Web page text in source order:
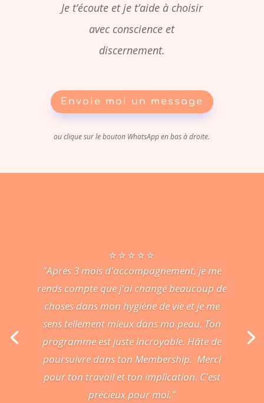
Je t’écoute et je t’aide à choisir
avec conscience et
discernement.
Envoie moi un message
ou clique sur le bouton WhatsApp en bas à droite.
⭐️⭐️⭐️⭐️⭐️
"Après 3 mois d'accompagnement, je me
rends compte que j'ai changé beaucoup de
choses dans mon hygiène de vie et je me
sens tellement mieux dans ma peau. Ton
programme est juste incroyable. Hâte de
poursuivre dans ton Membership. Merci
pour ton travail et ton implication. C'est
précieux pour moi."